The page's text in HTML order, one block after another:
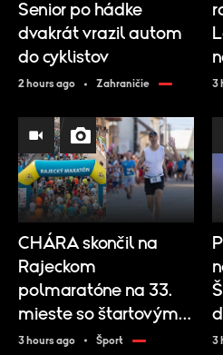
Senior po hádke
dvakrát vrazil autom
do cyklistov
2 hours ago Zahraničie 3
CHÁRA skončil na
Rajeckom
polmaratóne na 33.
mieste so štartovým
číslom 333
3 hours ago Šport 3